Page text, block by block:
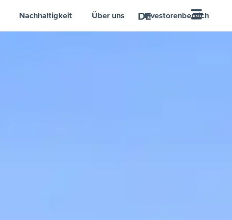
Nachhaltigkeit Über uns Investorenbereich
DE